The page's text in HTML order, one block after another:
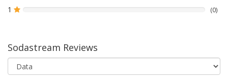
1 (0)
Sodastream Reviews